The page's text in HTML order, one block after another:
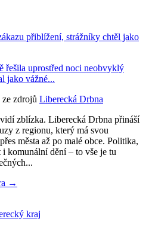
přiblížení, strážníky chtěl jako
řešila uprostřed noci neobvyklý
jako vážné...
zdrojů Liberecká Drbna
zblízka. Liberecká Drbna přináší
z regionu, který má svou
města až po malé obce. Politika,
komunální dění – to vše je tu
→
kraj